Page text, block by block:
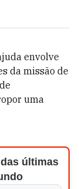
envolve
da missão de
uma
últimas